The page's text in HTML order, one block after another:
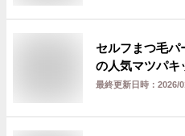
セルフまつ毛パ
の人気マツパキ
最終更新日時： 2026/